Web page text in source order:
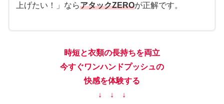
上げたい！」ならアタックZEROが正解です。
時短と衣類の長持ちを両立
今すぐワンハンドプッシュの
快感を体験する
↓ ↓ ↓